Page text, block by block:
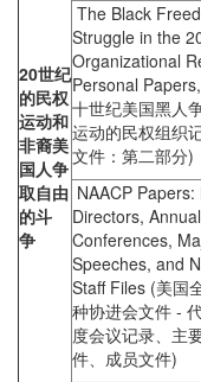
20世纪
的民权
运动和
非裔美
国人争
取自由
的斗
争
The Black
Struggle in the
Organizational
Personal
十世纪美国黑人
运动的民权组织
文件：第二部分)
NAACP
Directors, Annual
Conferences,
Speeches, and
Staff Files (美国
种协进会文件 ‐
度会议记录、主
件、成员文件)